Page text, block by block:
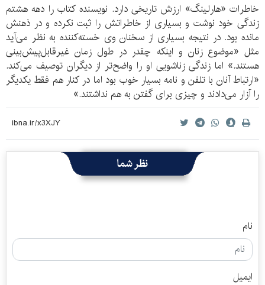
خاطرات «هارلینگ» ارزش تاریخی دارد. نویسنده کتاب را دهه هشتم
زندگی خود نوشت و بسیاری از خاطراتش را ثبت نکرده و در ذهنش
مانده بود. در نتیجه بسیاری از سخنان وی خسته‌کننده به نظر می‌آید
مثل «موضوع زنان و اینکه چقدر در طول زمان غیرقابل‌پیش‌بینی
هستند.» اما زندگی زناشویی او را واضح‌تر از دیگران توصیف می‌کند.
«ارتباط آنان با تلفن و نامه بسیار خوب بود اما در کنار هم فقط یکدیگر
را آزار می‌دادند و چیزی برای گفتن به هم نداشتند.»
نظر شما
نام
ایمیل